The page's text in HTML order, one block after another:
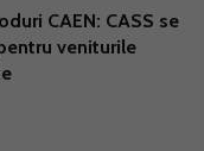
CAEN: CASS se
veniturile